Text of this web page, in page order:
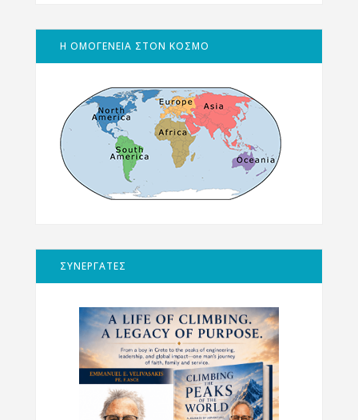
Η ΟΜΟΓΕΝΕΙΑ ΣΤΟΝ ΚΟΣΜΟ
ΣΥΝΕΡΓΑΤΕΣ